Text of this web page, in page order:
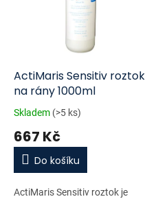
dActiMaris Sensitiv roztok
na rány 1000ml
Skladem (>5 ks)
667 Kč
Do košíku
ActiMaris Sensitiv roztok je